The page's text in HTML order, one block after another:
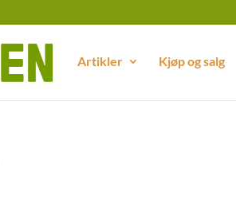
Artikler Kjøp og salg